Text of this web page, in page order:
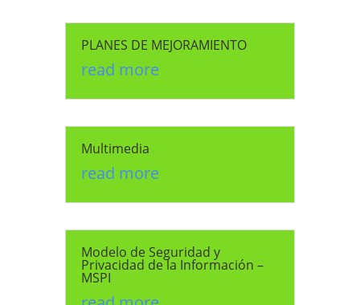
PLANES DE MEJORAMIENTO
read more
Multimedia
read more
Modelo de Seguridad y
Privacidad de la Información –
MSPI